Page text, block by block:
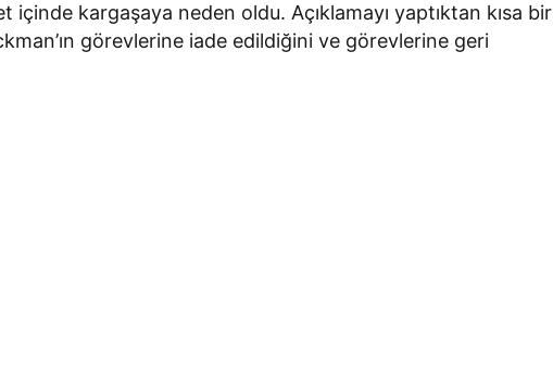
kargaşaya neden oldu. Açıklamayı yaptıktan kısa bir
görevlerine iade edildiğini ve görevlerine geri